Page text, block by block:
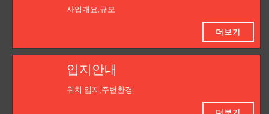
사업개요,규모
더보기
입지안내
위치,입지,주변환경